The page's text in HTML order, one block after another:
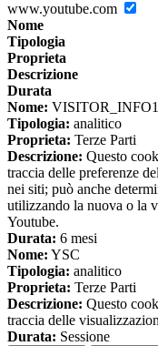
www.youtube.com
Nome
Tipologia
Proprieta
Descrizione
Durata
Nome:
Tipologia: analitico
Proprieta: Terze Parti
Descrizione: Questo
traccia delle preferenze
nei siti; può anche
utilizzando la nuova o la
Youtube.
Durata: 6 mesi
Nome: YSC
Tipologia: analitico
Proprieta: Terze Parti
Descrizione: Questo
traccia delle
Durata: Sessione